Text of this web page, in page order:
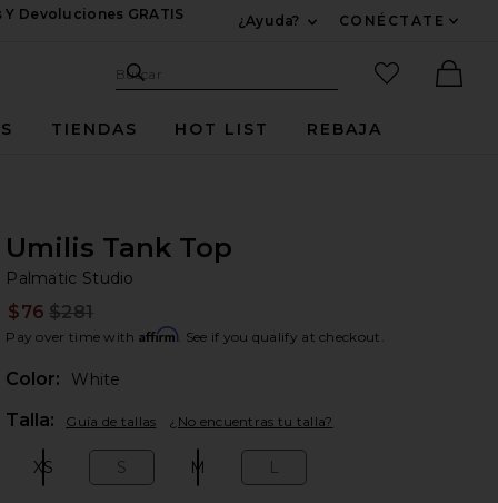
Y Devoluciones GRATIS
¿Ayuda?
CONÉCTATE
Sitio de búsqueda
Buscar
artículos
TIENDAS HOT LIST REBAJA
Umilis Tank Top
Palmatic Studio
$76 $281
Pay over time with Affirm. See if you qualify at checkout.
Color:
White
Talla: Guía de tallas ¿No encuentras tu talla?
XS S M L